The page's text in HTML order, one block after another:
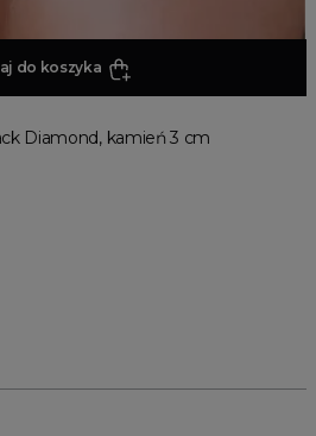
do koszyka
Diamond, kamień 3 cm